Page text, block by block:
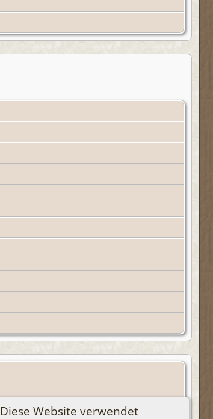
Diese Website verwendet